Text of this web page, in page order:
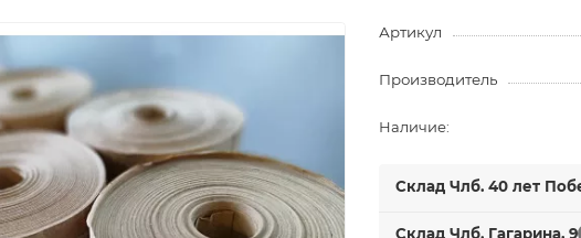
Артикул
Производитель
Наличие:
Склад Члб. 40 лет
Склад Члб. Гагарина, 9